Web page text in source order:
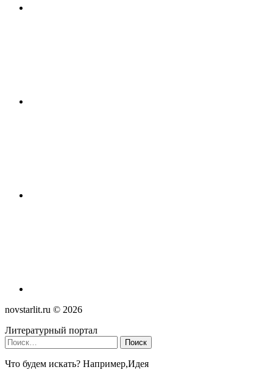
novstarlit.ru © 2026
Литературный портал
Найти:
Что будем искать? Например,Идея